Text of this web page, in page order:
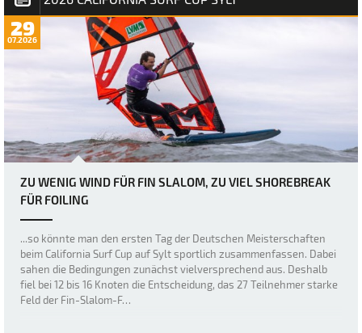
29
07.2026
ZU WENIG WIND FÜR FIN SLALOM, ZU VIEL SHOREBREAK
FÜR FOILING
...so könnte man den ersten Tag der Deutschen Meisterschaften
beim California Surf Cup auf Sylt sportlich zusammenfassen. Dabei
sahen die Bedingungen zunächst vielversprechend aus. Deshalb
fiel bei 12 bis 16 Knoten die Entscheidung, das 27 Teilnehmer starke
Feld der Fin-Slalom-F…